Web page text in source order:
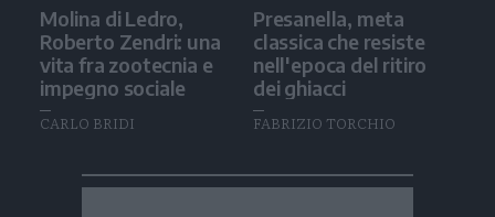
Molina di Ledro,
Roberto Zendri: una
vita fra zootecnia e
impegno sociale
CARLO BRIDI
Presanella, meta
classica che resiste
nell'epoca del ritiro
dei ghiacci
FABRIZIO TORCHIO